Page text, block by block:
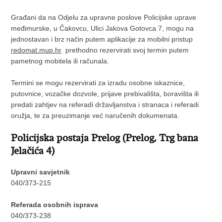
Građani da na Odjelu za upravne poslove Policijske uprave
međimurske, u Čakovcu, Ulici Jakova Gotovca 7, mogu na
jednostavan i brz način putem aplikacije za mobilni pristup
redomat.mup.hr prethodno rezervirati svoj termin putem
pametnog mobitela ili računala.
Termini se mogu rezervirati za izradu osobne iskaznice,
putovnice, vozačke dozvole, prijave prebivališta, boravišta ili
predati zahtjev na referadi državljanstva i stranaca i referadi
oružja, te za preuzimanje već naručenih dokumenata.
Policijska postaja Prelog (Prelog, Trg bana
Jelačića 4)
Upravni savjetnik
040/373-215
Referada osobnih isprava
040/373-238